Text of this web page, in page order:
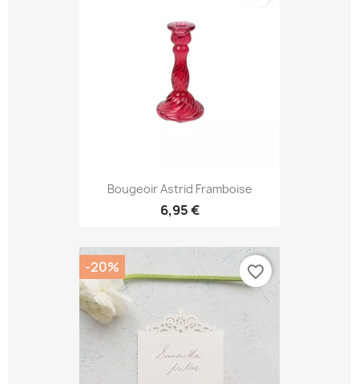
Bougeoir Astrid Framboise
6,95 €
-20% favorite_border